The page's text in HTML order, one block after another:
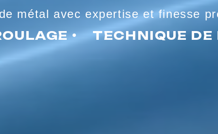
métal avec expertise et finesse
• TECHNIQUE DE